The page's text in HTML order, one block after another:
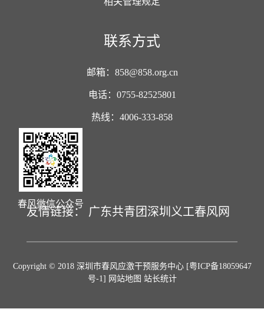
联系方式
邮箱：858@858.org.cn
电话：0755-82525801
热线：4006-333-858
春风微信公众号
友情链接： 广东共青团 深圳义工春风网
Copyright © 2018 深圳市春风应激干预服务中心 [粤ICP备18059647
号-1] 网站地图 站长统计